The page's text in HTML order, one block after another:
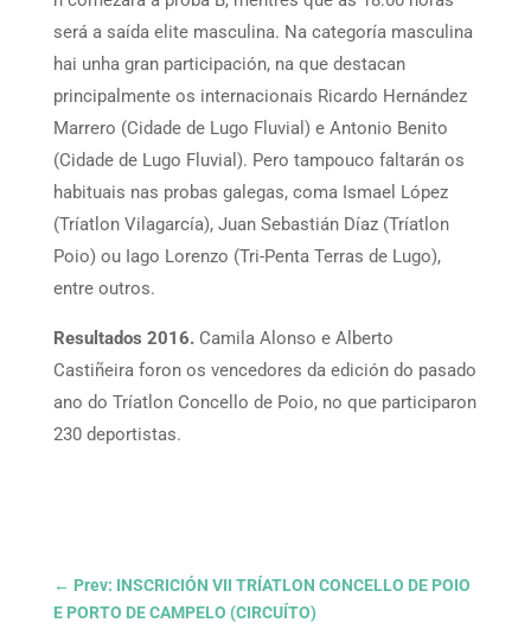
será a saída elite masculina. Na categoría masculina
hai unha gran participación, na que destacan
principalmente os internacionais Ricardo Hernández
Marrero (Cidade de Lugo Fluvial) e Antonio Benito
(Cidade de Lugo Fluvial). Pero tampouco faltarán os
habituais nas probas galegas, coma Ismael López
(Tríatlon Vilagarcía), Juan Sebastián Díaz (Tríatlon
Poio) ou Iago Lorenzo (Tri-Penta Terras de Lugo),
entre outros.
Resultados 2016. Camila Alonso e Alberto
Castiñeira foron os vencedores da edición do pasado
ano do Tríatlon Concello de Poio, no que participaron
230 deportistas.
← Prev: INSCRICIÓN VII TRÍATLON CONCELLO DE POIO
E PORTO DE CAMPELO (CIRCUÍTO)